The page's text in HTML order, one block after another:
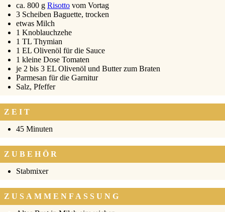
ca. 800 g Risot­to vom Vor­tag
3 Schei­ben Baguette, tro­cken
etwas Milch
1 Knob­lauch­ze­he
1 TL Thy­mi­an
1 EL Oli­ven­öl für die Sau­ce
1 klei­ne Dose Toma­ten
je 2 bis 3 EL Oli­ven­öl und But­ter zum Bra­ten
Par­me­san für die Gar­ni­tur
Salz, Pfef­fer
ZEIT
45 Minu­ten
ZUBEHÖR
Stab­mi­xer
ZUSAMMENFASSUNG